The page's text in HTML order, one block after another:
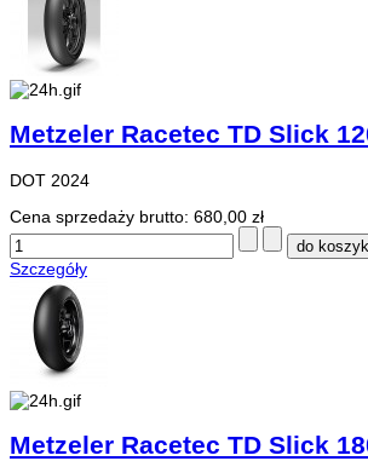
Metzeler Racetec TD Slick
DOT 2024
Cena sprzedaży brutto: 680,00 zł
Szczegóły
Metzeler Racetec TD Slick